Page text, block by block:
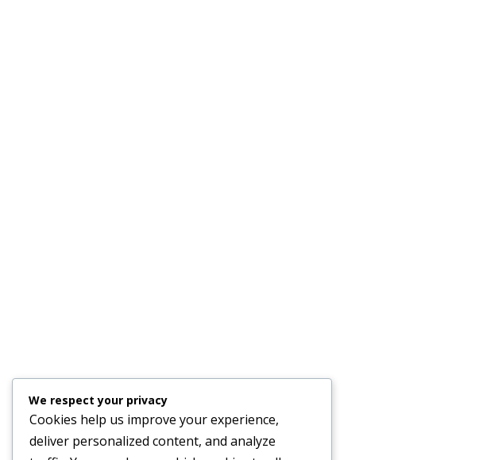
We respect your privacy
Cookies help us improve your experience,
deliver personalized content, and analyze